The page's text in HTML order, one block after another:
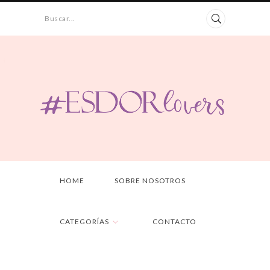
Buscar...
HOME SOBRE NOSOTROS
CATEGORÍAS CONTACTO